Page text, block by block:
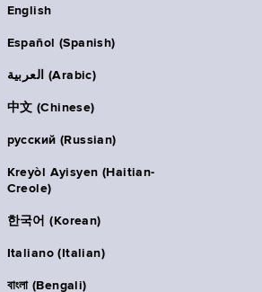
English
Español (Spanish)
العربية (Arabic)
中文 (Chinese)
русский (Russian)
Kreyòl Ayisyen (Haitian-
Creole)
한국어 (Korean)
Italiano (Italian)
বাংলা (Bengali)